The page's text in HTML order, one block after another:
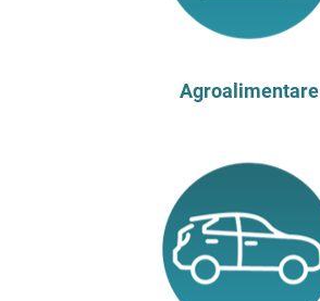
Agroalimentare